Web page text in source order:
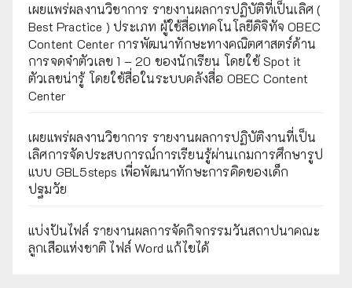
เผยแพร่ผลงานวิชาการ รายงานผลการปฏิบัติที่เป็นเลิศ (
Best Practice ) ประเภท ผู้ใช้สื่อเทคโนโลยีดิจิทัจ OBEC
Content Center การพัฒนาทักษะทางคณิตศาสตร์ด้าน
การจดจำตัวเลข 1 – 20 ของนักเรียน โดยใช้ Spot it
ตัวเลขน่ารู้ โดยใช้สื่อในระบบคลังสื่อ OBEC Content
Center
เผยแพร่ผลงานวิชาการ รายงานผลการปฏิบัติงานที่เป็น
เลิศการจัดประสบการณ์การเรียนรู้ผ่านเกมการศึกษารูป
แบบ GBL5steps เพื่อพัฒนาทักษะการคิดของเด็ก
ปฐมวัย
แบ่งปันไฟล์ รายงานผลการจัดกิจกรรมวันสถาปนาคณะ
ลูกเสือแห่งชาติ ไฟล์ Word แก้ไขได้